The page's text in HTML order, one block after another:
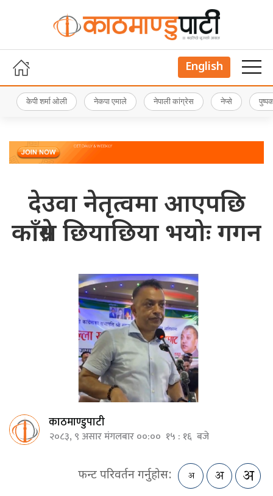
English
केपी शर्मा ओली नेकपा एमाले नेपाली कांग्रेस नेप्से
देउवा नेतृत्वमा आएपछि
काँग्रेस छियाछिया भयोः गगन
काठमाण्डुपाटी
२०८३, ९ असार मंगलबार ००:०० १५ : १६ बजे
फन्ट परिवर्तन गर्नुहोस: